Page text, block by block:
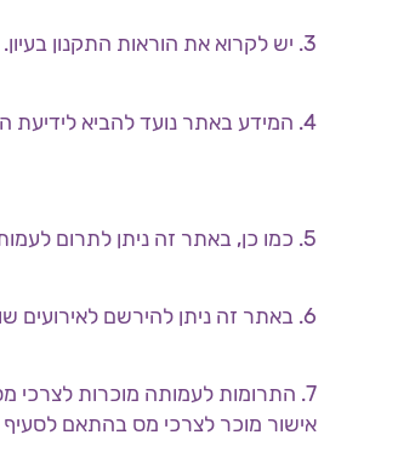
3. יש לקרוא את הוראות התקנון בעיון. אם אינכם מסכימים לתנאי התקנון, אנא הימנעו משימוש באתר זה.
4. המידע באתר נועד להביא לידיעת המשתמש באתר מידע על פעולות העמותה והיקף השירותים שהיא מעמידה לרשות הציבור.
5. כמו כן, באתר זה ניתן לתרום לעמותה. העמותה מאפשרת לתרום כספים באמצעות אתר זה לטובת העמותה ומטרותיה.
6. באתר זה ניתן להירשם לאירועים שונים שהעמותה מפיקה.
אישור מוכר לצרכי מס בהתאם לסעיף 46 לפקודת מס הכנסה.